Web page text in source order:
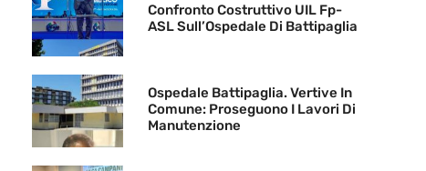
Confronto Costruttivo UIL Fp-
ASL Sull’Ospedale Di Battipaglia
Ospedale Battipaglia. Vertive In
Comune: Proseguono I Lavori Di
Manutenzione